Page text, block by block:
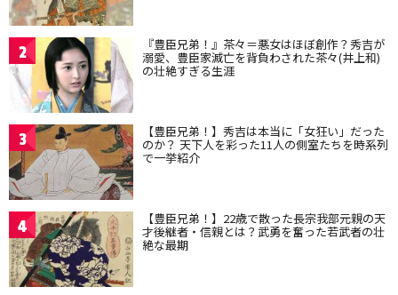
2 『豊臣兄弟！』茶々＝悪女はほぼ創作？秀吉が
溺愛、豊臣家滅亡を背負わされた茶々(井上和)
の壮絶すぎる生涯
3 【豊臣兄弟！】秀吉は本当に「女狂い」だった
のか？ 天下人を彩った11人の側室たちを時系列
で一挙紹介
4 【豊臣兄弟！】22歳で散った長宗我部元親の天
才後継者・信親とは？武勇を奮った若武者の壮
絶な最期